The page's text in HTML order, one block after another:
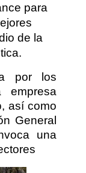
para
de la
por los
así como
General
una